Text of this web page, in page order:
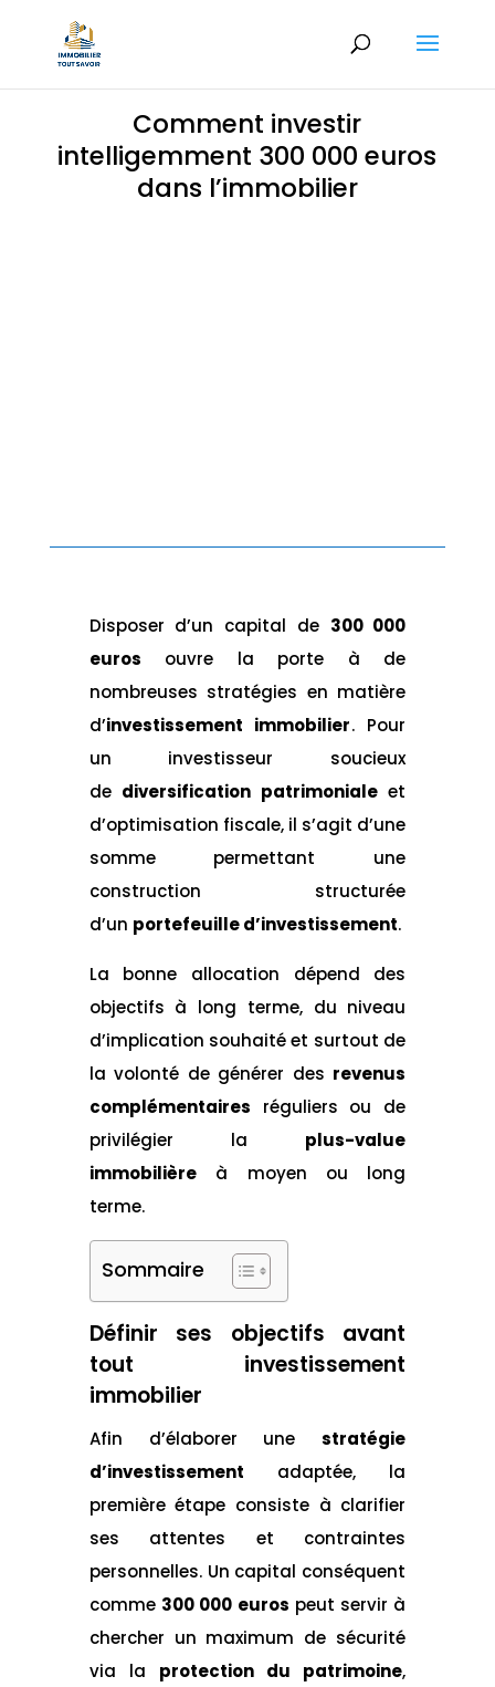
Comment investir
intelligemment 300 000 euros
dans l’immobilier
Disposer d’un capital de 300 000
euros
ouvre la porte à de
nombreuses stratégies en matière
d’investissement immobilier. Pour
un investisseur soucieux
de diversification patrimoniale et
d’optimisation fiscale, il s’agit d’une
somme permettant une
construction structurée
d’un portefeuille d’investissement.
La bonne allocation dépend des
objectifs à long terme, du niveau
d’implication souhaité et surtout de
la volonté de générer des revenus
complémentaires
réguliers ou de
privilégier la
plus-value
immobilière
à moyen ou long
terme.
Sommaire
Définir ses objectifs avant
tout investissement
immobilier
Afin d’élaborer une
stratégie
d’investissement
adaptée, la
première étape consiste à clarifier
ses attentes et contraintes
personnelles. Un capital conséquent
comme 300 000 euros peut servir à
chercher un maximum de sécurité
via la
protection du patrimoine,